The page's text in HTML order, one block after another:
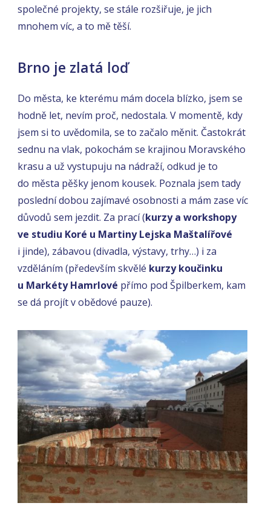
společné projekty, se stále rozšiřuje, je jich
mnohem víc, a to mě těší.
Brno je zlatá loď
Do města, ke kterému mám docela blízko, jsem se
hodně let, nevím proč, nedostala. V momentě, kdy
jsem si to uvědomila, se to začalo měnit. Častokrát
sednu na vlak, pokochám se krajinou Moravského
krasu a už vystupuju na nádraží, odkud je to
do města pěšky jenom kousek. Poznala jsem tady
poslední dobou zajímavé osobnosti a mám zase víc
důvodů sem jezdit. Za prací (kurzy a workshopy
ve studiu Koré u Martiny Lejska Maštalířové
i jinde), zábavou (divadla, výstavy, trhy…) i za
vzděláním (především skvělé kurzy koučinku
u Markéty Hamrlové přímo pod Špilberkem, kam
se dá projít v obědové pauze).